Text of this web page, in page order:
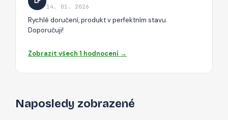
14. 01. 2026
Rychlé doručení, produkt v perfektním stavu.
Doporučuji!
Zobrazit všech 1 hodnocení →
Naposledy zobrazené